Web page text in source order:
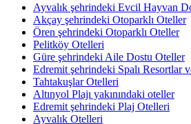
Ayvalık şehrindeki Evcil Hayvan
Akçay şehrindeki Otoparklı Oteller
Ören şehrindeki Otoparklı Oteller
Pelitköy Otelleri
Güre şehrindeki Aile Dostu Oteller
Edremit şehrindeki Spalı Resortlar
Tahtakuşlar Otelleri
Altınyol Plajı yakınındaki oteller
Edremit şehrindeki Plaj Otelleri
Ayvalık Otelleri